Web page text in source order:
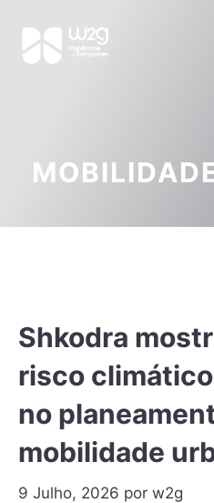
Shkodra
risco
no
mobilidade
9 Julho, 2026 por w2g